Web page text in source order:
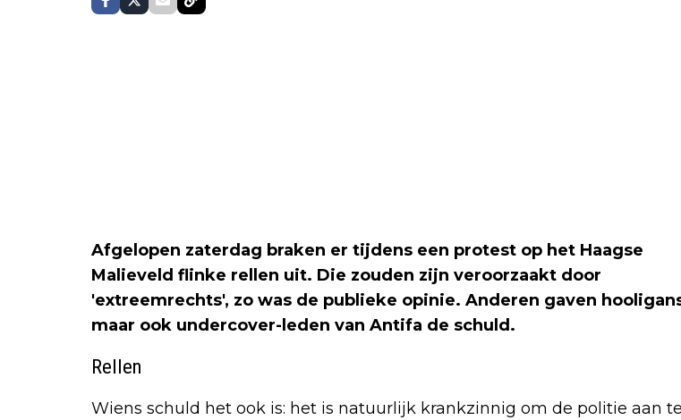
Afgelopen zaterdag braken er tijdens een protest op het Haagse
Malieveld flinke rellen uit. Die zouden zijn veroorzaakt door
'extreemrechts', zo was de publieke opinie. Anderen gaven
maar ook undercover-leden van Antifa de schuld.
Rellen
Wiens schuld het ook is: het is natuurlijk krankzinnig om de politie aan te